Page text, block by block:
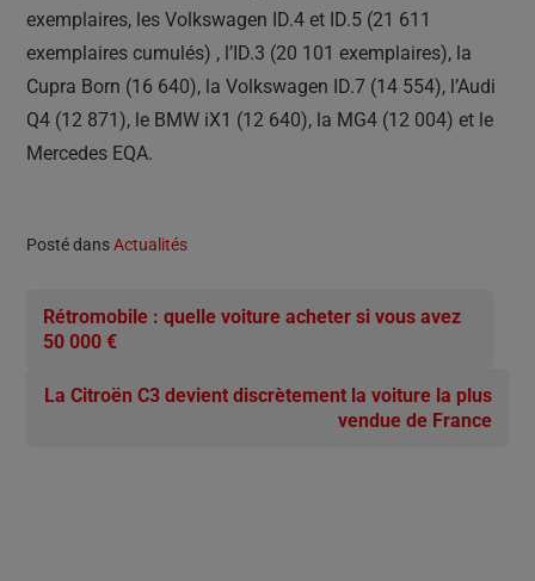
exemplaires, les Volkswagen ID.4 et ID.5 (21 611
exemplaires cumulés) , l’ID.3 (20 101 exemplaires), la
Cupra Born (16 640), la Volkswagen ID.7 (14 554), l’Audi
Q4 (12 871), le BMW iX1 (12 640), la MG4 (12 004) et le
Mercedes EQA.
Posté dansActualités
Rétromobile : quelle voiture acheter si vous avez
50 000 €
La Citroën C3 devient discrètement la voiture la plus
vendue de France